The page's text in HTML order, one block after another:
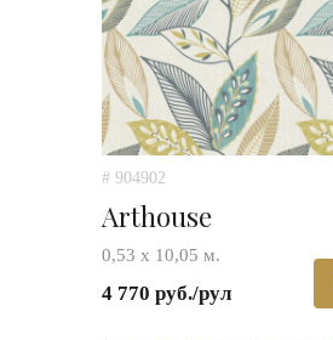
# 904902
Arthouse
0,53 х 10,05 м.
4 770 руб./рул